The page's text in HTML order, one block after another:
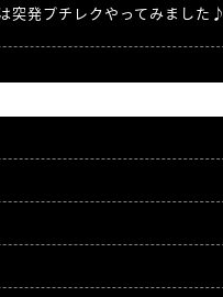
突発プチレクやってみました♪